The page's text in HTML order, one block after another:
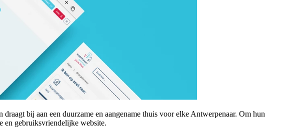
bij aan een duurzame en aangename thuis voor elke Antwerpenaar. Om hun
en gebruiksvriendelijke website.